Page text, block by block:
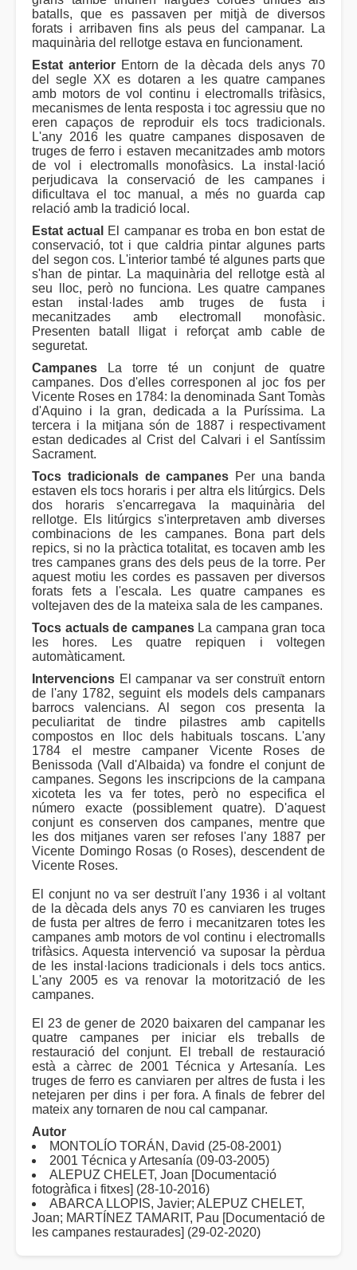
batalls, que es passaven per mitjà de diversos
forats i arribaven fins als peus del campanar. La
maquinària del rellotge estava en funcionament.
Estat anterior Entorn de la dècada dels anys 70
del segle XX es dotaren a les quatre campanes
amb motors de vol continu i electromalls trifàsics,
mecanismes de lenta resposta i toc agressiu que no
eren capaços de reproduir els tocs tradicionals.
L'any 2016 les quatre campanes disposaven de
truges de ferro i estaven mecanitzades amb motors
de vol i electromalls monofàsics. La instal·lació
perjudicava la conservació de les campanes i
dificultava el toc manual, a més no guarda cap
relació amb la tradició local.
Estat actual
El campanar es troba en bon estat de
conservació, tot i que caldria pintar algunes parts
del segon cos. L'interior també té algunes parts que
s'han de pintar. La maquinària del rellotge està al
seu lloc, però no funciona. Les quatre campanes
estan instal·lades amb truges de fusta i
mecanitzades amb electromall monofàsic.
Presenten batall lligat i reforçat amb cable de
seguretat.
Campanes La torre té un conjunt de quatre
campanes. Dos d'elles corresponen al joc fos per
Vicente Roses en 1784: la denominada Sant Tomàs
d'Aquino i la gran, dedicada a la Puríssima. La
tercera i la mitjana són de 1887 i respectivament
estan dedicades al Crist del Calvari i el Santíssim
Sacrament.
Tocs tradicionals de campanes Per una banda
estaven els tocs horaris i per altra els litúrgics. Dels
dos horaris s'encarregava la maquinària del
rellotge. Els litúrgics s'interpretaven amb diverses
combinacions de les campanes. Bona part dels
repics, si no la pràctica totalitat, es tocaven amb les
tres campanes grans des dels peus de la torre. Per
aquest motiu les cordes es passaven per diversos
forats fets a l'escala. Les quatre campanes es
voltejaven des de la mateixa sala de les campanes.
Tocs actuals de campanesLa campana gran toca
les hores. Les quatre repiquen i voltegen
automàticament.
Intervencions El campanar va ser construït entorn
de l'any 1782, seguint els models dels campanars
barrocs valencians. Al segon cos presenta la
peculiaritat de tindre pilastres amb capitells
compostos en lloc dels habituals toscans. L'any
1784 el mestre campaner Vicente Roses de
Benissoda (Vall d'Albaida) va fondre el conjunt de
campanes. Segons les inscripcions de la campana
xicoteta les va fer totes, però no especifica el
número exacte (possiblement quatre). D'aquest
conjunt es conserven dos campanes, mentre que
les dos mitjanes varen ser refoses l'any 1887 per
Vicente Domingo Rosas (o Roses), descendent de
Vicente Roses.
El conjunt no va ser destruït l'any 1936 i al voltant
de la dècada dels anys 70 es canviaren les truges
de fusta per altres de ferro i mecanitzaren totes les
campanes amb motors de vol continu i electromalls
trifàsics. Aquesta intervenció va suposar la pèrdua
de les instal·lacions tradicionals i dels tocs antics.
L'any 2005 es va renovar la motorització de les
campanes.
El 23 de gener de 2020 baixaren del campanar les
quatre campanes per iniciar els treballs de
restauració del conjunt. El treball de restauració
està a càrrec de 2001 Técnica y Artesanía. Les
truges de ferro es canviaren per altres de fusta i les
netejaren per dins i per fora. A finals de febrer del
mateix any tornaren de nou cal campanar.
Autor
MONTOLÍO TORÁN, David (25-08-2001)
2001 Técnica y Artesanía (09-03-2005)
ALEPUZ CHELET, Joan [Documentació
fotogràfica i fitxes] (28-10-2016)
ABARCA LLOPIS, Javier; ALEPUZ CHELET,
Joan; MARTÍNEZ TAMARIT, Pau [Documentació de
les campanes restaurades] (29-02-2020)